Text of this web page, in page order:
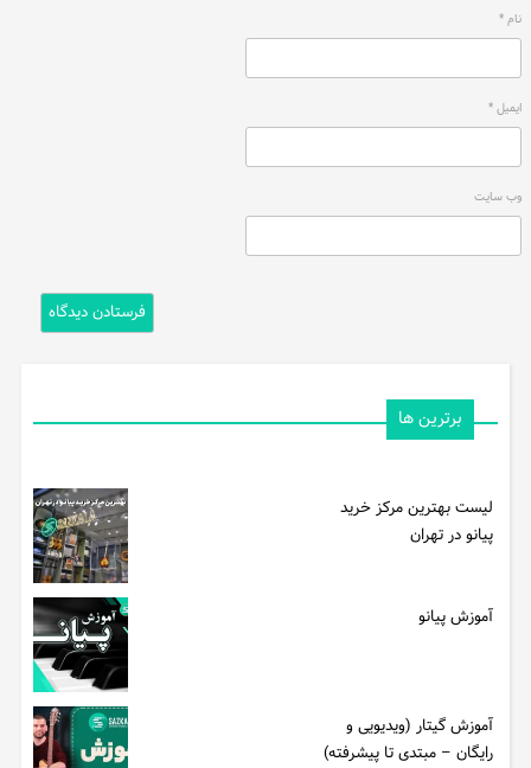
نام*
ایمیل*
وب‌ سایت
برترین ها
لیست بهترین مرکز خرید
پیانو در تهران
آموزش پیانو
آموزش گیتار (ویدیویی و
رایگان – مبتدی تا پیشرفته)